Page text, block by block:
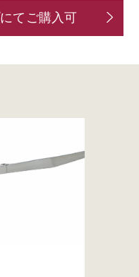
てご購入可